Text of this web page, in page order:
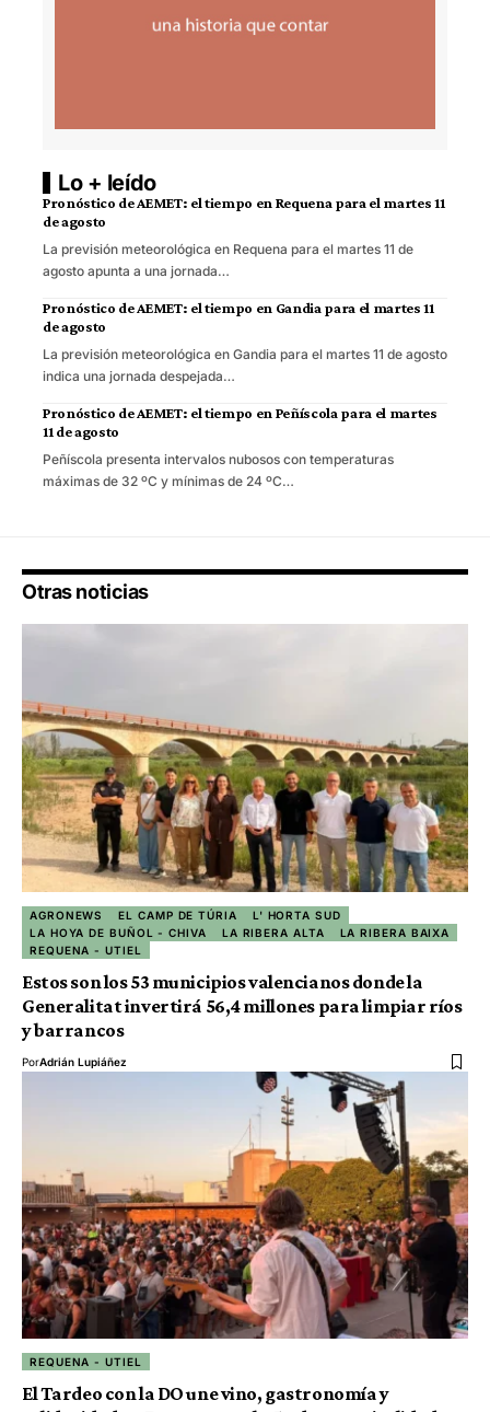
Lo + leído
Pronóstico de AEMET: el tiempo en Requena para el martes 11
de agosto
La previsión meteorológica en Requena para el martes 11 de
agosto apunta a una jornada…
Pronóstico de AEMET: el tiempo en Gandia para el martes 11
de agosto
La previsión meteorológica en Gandia para el martes 11 de agosto
indica una jornada despejada…
Pronóstico de AEMET: el tiempo en Peñíscola para el martes
11 de agosto
Peñíscola presenta intervalos nubosos con temperaturas
máximas de 32 ºC y mínimas de 24 ºC…
Otras noticias
AGRONEWS EL CAMP DE TÚRIA
L' HORTA SUD
LA HOYA DE BUÑOL - CHIVA
LA RIBERA ALTA
LA RIBERA BAIXA
REQUENA - UTIEL
Estos son los 53 municipios valencianos donde la
Generalitat invertirá 56,4 millones para limpiar ríos
y barrancos
PorAdrián Lupiáñez
REQUENA - UTIEL
El Tardeo con la DO une vino, gastronomía y